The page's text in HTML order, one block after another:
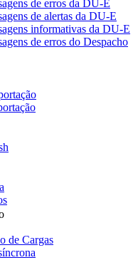
de erros da DU-E
de alertas da DU-E
informativas da DU-E
de erros do Despacho
de Cargas